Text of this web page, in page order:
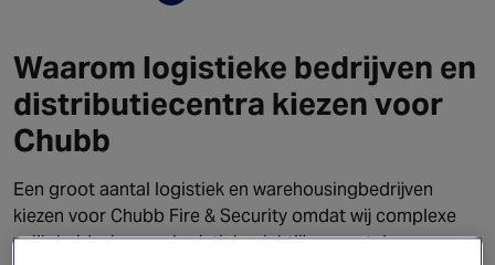
Waarom logistieke bedrijven en
distributiecentra kiezen voor
Chubb
Een groot aantal logistiek en warehousingbedrijven
kiezen voor Chubb Fire & Security omdat wij complexe
veiligheids­eisen en logistieke richtlijnen vertalen naar